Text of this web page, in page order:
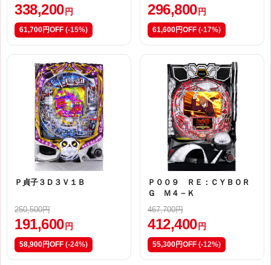
338,200 円
61,700円OFF (-15%)
296,800 円
61,600円OFF (-17%)
Ｐ貞子３Ｄ３Ｖ１Ｂ
250,500円
191,600 円
58,900円OFF (-24%)
Ｐ００９ ＲＥ：ＣＹＢＯＲ
Ｇ Ｍ４－Ｋ
467,700円
412,400 円
55,300円OFF (-12%)